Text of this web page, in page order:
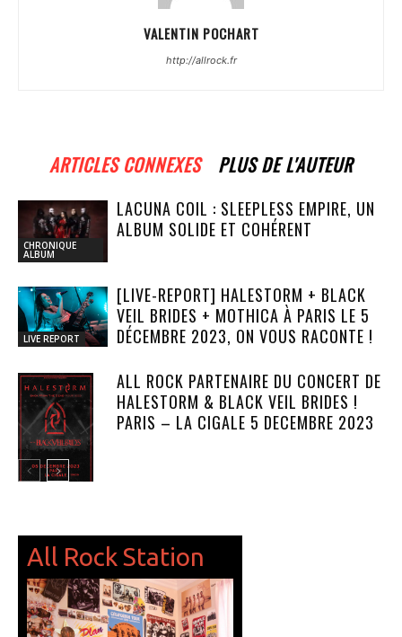
VALENTIN POCHART
http://allrock.fr
ARTICLES CONNEXES PLUS DE L'AUTEUR
CHRONIQUE
ALBUM
LACUNA COIL : SLEEPLESS EMPIRE, UN
ALBUM SOLIDE ET COHÉRENT
LIVE REPORT
[LIVE-REPORT] HALESTORM + BLACK
VEIL BRIDES + MOTHICA À PARIS LE 5
DÉCEMBRE 2023, ON VOUS RACONTE !
ALL ROCK PARTENAIRE DU CONCERT DE
HALESTORM & BLACK VEIL BRIDES !
PARIS – LA CIGALE 5 DECEMBRE 2023